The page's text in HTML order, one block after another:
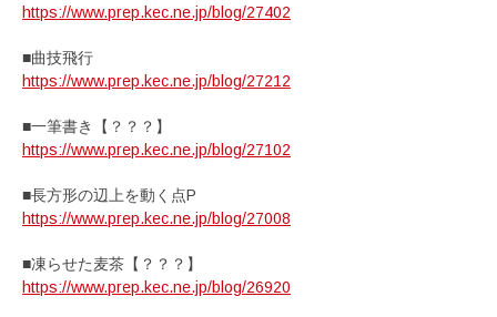
https://www.prep.kec.ne.jp/blog/27402
■曲技飛行
https://www.prep.kec.ne.jp/blog/27212
■一筆書き【？？？】
https://www.prep.kec.ne.jp/blog/27102
■長方形の辺上を動く点P
https://www.prep.kec.ne.jp/blog/27008
■凍らせた麦茶【？？？】
https://www.prep.kec.ne.jp/blog/26920